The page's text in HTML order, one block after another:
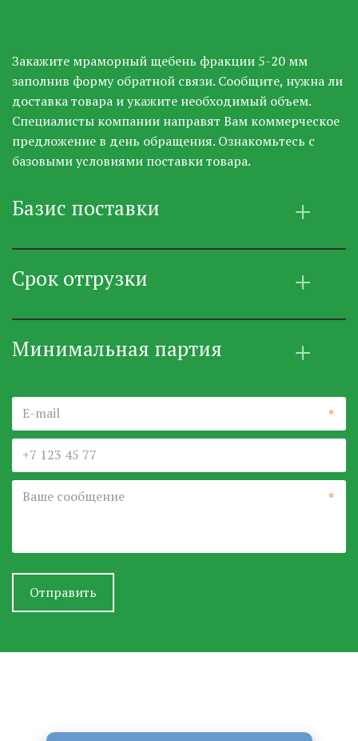
Закажите мраморный щебень фракции 5-20 мм
заполнив форму обратной связи. Сообщите, нужна ли
доставка товара и укажите необходимый объем.
Специалисты компании направят Вам коммерческое
предложение в день обращения. Ознакомьтесь с
базовыми условиями поставки товара.
Базис поставки
Срок отгрузки
Минимальная партия
*
*
Отправить